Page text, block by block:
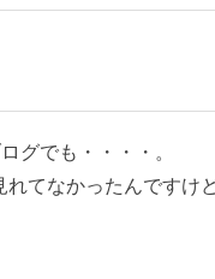
グでも・・・・。
てなかったんですけ